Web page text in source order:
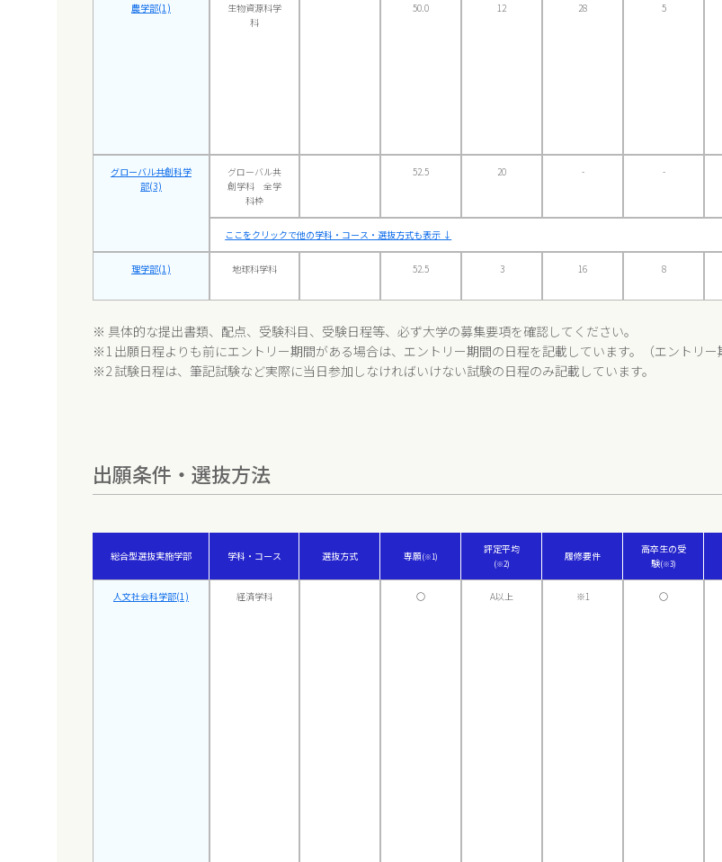
農学部(1)
生物資源科学
科
50.0 12 28 5
グローバル共創科学
部(3)
グローバル共
創学科 全学
科枠
52.5 20 - -
ここをクリックで他の学科・コース・選抜方式も表示 ↓
理学部(1) 地球科学科 52.5 3 16 8
※ 具体的な提出書類、配点、受験科目、受験日程等、必ず大学の募集要項を確認してください。
※1 出願日程よりも前にエントリー期間がある場合は、エントリー期間の日程を記載しています。（エントリ
※2 試験日程は、筆記試験など実際に当日参加しなければいけない試験の日程のみ記載しています。
出願条件・選抜方法
総合型選抜実施学部 学科・コース 選抜方式 専願(※1)
評定平均
(※2)
履修要件
高卒生の受
験(※3)
人文社会科学部(1) 経済学科 〇 A以上 ※1 〇